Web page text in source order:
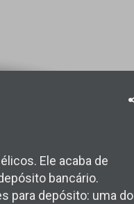
Ele acaba de
bancário.
para depósito: uma do